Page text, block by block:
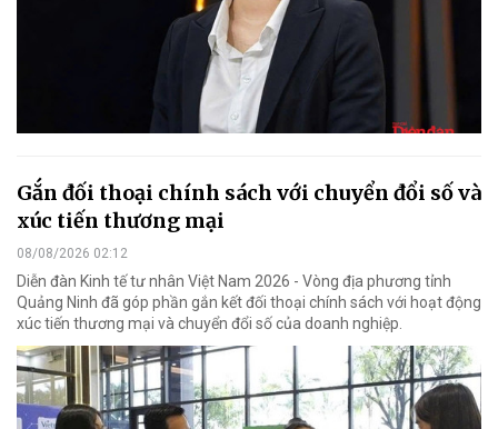
Gắn đối thoại chính sách với chuyển đổi số và
xúc tiến thương mại
08/08/2026 02:12
Diễn đàn Kinh tế tư nhân Việt Nam 2026 - Vòng địa phương tỉnh
Quảng Ninh đã góp phần gắn kết đối thoại chính sách với hoạt động
xúc tiến thương mại và chuyển đổi số của doanh nghiệp.